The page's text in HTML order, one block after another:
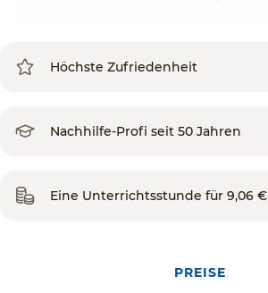
Höchste Zufriedenheit
Nachhilfe-Profi seit 50 Jahren
Eine Unterrichtsstunde für 9,06 €
PREISE